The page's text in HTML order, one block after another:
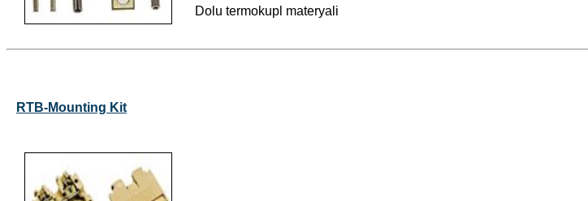
Dolu termokupl materyali
RTB-Mounting Kit